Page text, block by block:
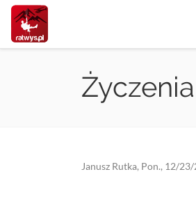
Przejdź
treści
Janusz Rutka, Pon., 12/